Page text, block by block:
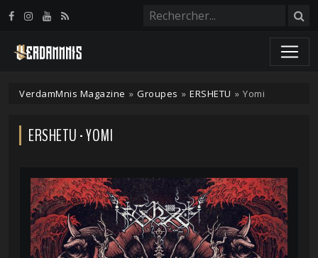
VerdamMnis Magazine » Groupes » ERSHETU » Yomi
ERSHETU - YOMI
Panneau de gestion des cookies